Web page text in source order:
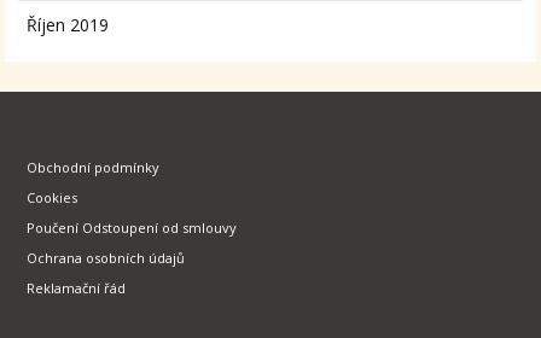
Říjen 2019
Obchodní podmínky
Cookies
Poučení Odstoupení od smlouvy
Ochrana osobních údajů
Reklamační řád